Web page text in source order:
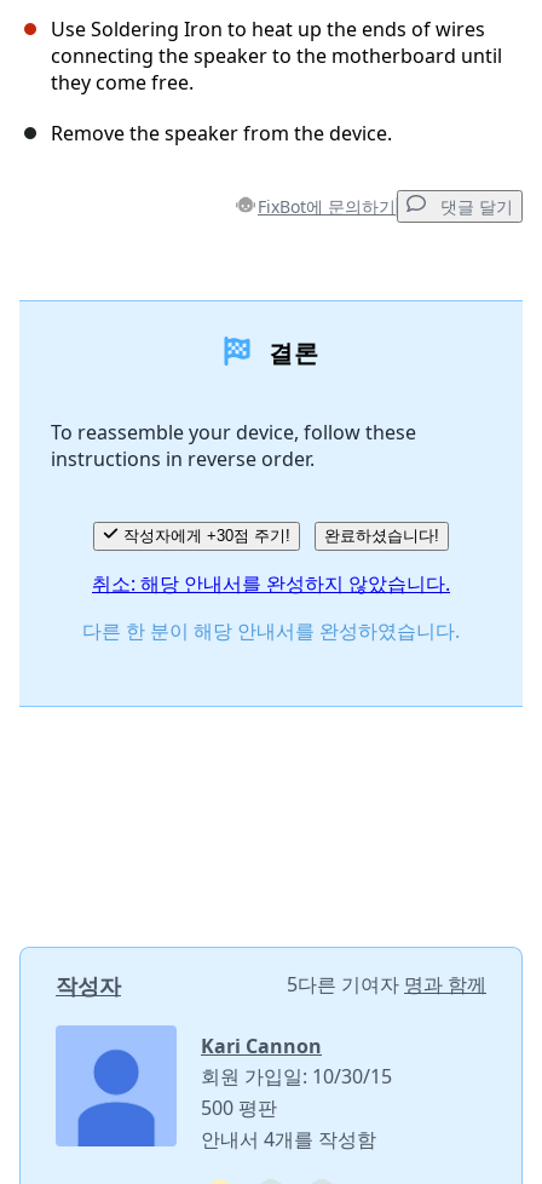
Use Soldering Iron to heat up the ends of wires
connecting the speaker to the motherboard until
they come free.
Remove the speaker from the device.
FixBot에 문의하기 댓글 달기
결론
To reassemble your device, follow these
instructions in reverse order.
작성자에게 +30점 주기! 완료하셨습니다!
취소: 해당 안내서를 완성하지 않았습니다.
다른 한 분이 해당 안내서를 완성하였습니다.
작성자 5다른 기여자 명과 함께
Kari Cannon
회원 가입일: 10/30/15
500 평판
안내서 4개를 작성함